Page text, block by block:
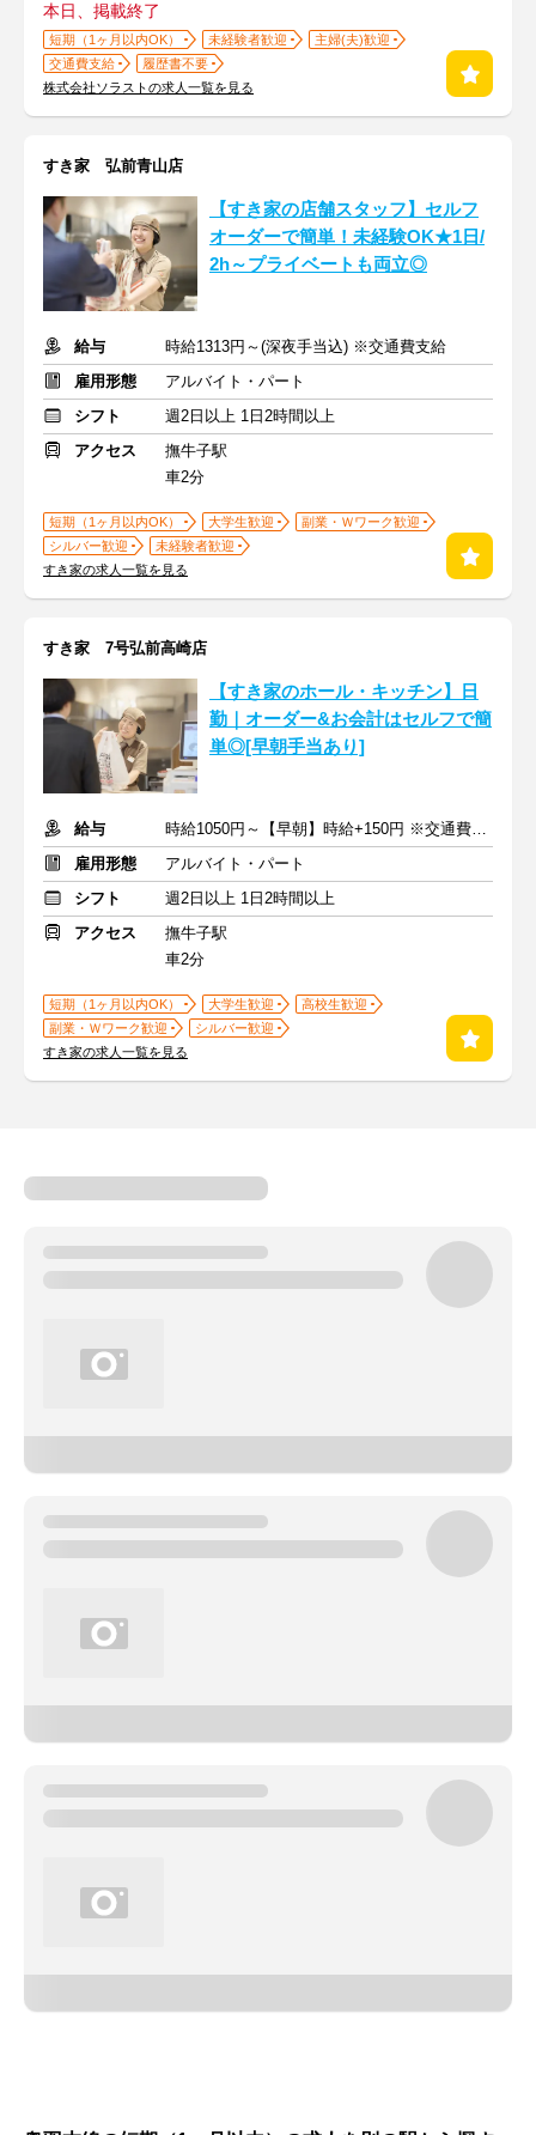
本日、掲載終了
短期（1ヶ月以内OK） 未経験者歓迎
主婦(夫)歓迎
交通費支給
履歴書不要
株式会社ソラストの求人一覧を見る
すき家 弘前青山店
【すき家の店舗スタッフ】セルフ
オーダーで簡単！未経験OK★1日/
2h～プライベートも両立◎
給与
時給1313円～(深夜手当込) ※交通費支給
雇用形態
アルバイト・パート
シフト
週2日以上 1日2時間以上
アクセス
撫牛子駅
車2分
短期（1ヶ月以内OK） 大学生歓迎
副業・Ｗワーク歓迎
シルバー歓迎
未経験者歓迎
すき家の求人一覧を見る
すき家 7号弘前高崎店
【すき家のホール・キッチン】日
勤｜オーダー&お会計はセルフで簡
単◎[早朝手当あり]
給与
時給1050円～【早朝】時給+150円 ※交通費支給
雇用形態
アルバイト・パート
シフト
週2日以上 1日2時間以上
アクセス
撫牛子駅
車2分
短期（1ヶ月以内OK） 大学生歓迎
高校生歓迎
副業・Ｗワーク歓迎
シルバー歓迎
すき家の求人一覧を見る